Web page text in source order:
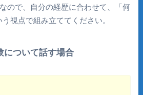
ので、自分の経歴に合わせて、「何
視点で組み立ててください。
について話す場合